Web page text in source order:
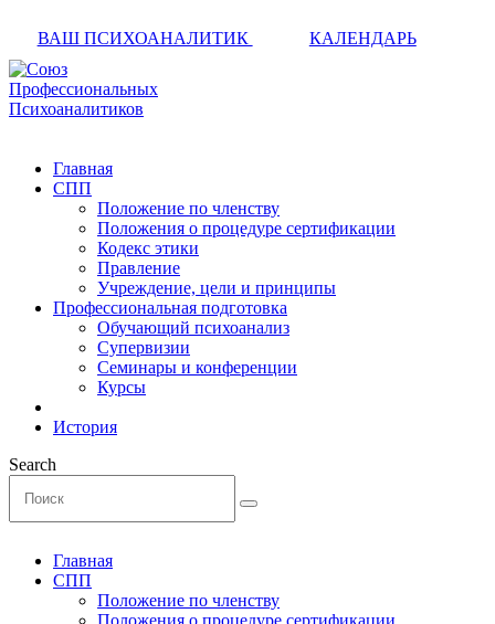
ВАШ ПСИХОАНАЛИТИК КАЛЕНДАРЬ
Главная
СПП
Положение по членству
Положения о процедуре сертификации
Кодекс этики
Правление
Учреждение, цели и принципы
Профессиональная подготовка
Обучающий психоанализ
Супервизии
Семинары и конференции
Курсы
История
Search
Главная
СПП
Положение по членству
Положения о процедуре сертификации